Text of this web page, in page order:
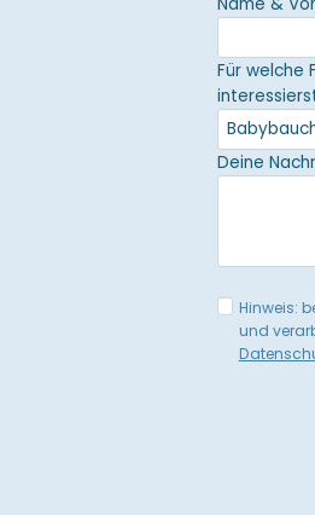
Für welche
Deine
Hinweis:
und